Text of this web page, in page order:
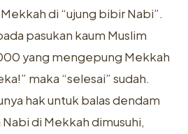
di “ujung bibir Nabi”.
pasukan kaum Muslim
yang mengepung Mekkah
maka “selesai” sudah.
hak untuk balas dendam
di Mekkah dimusuhi,